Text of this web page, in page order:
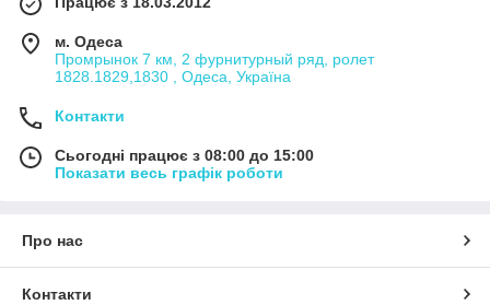
м. Одеса
Промрынок 7 км, 2 фурнитурный ряд, ролет
1828.1829,1830 , Одеса, Україна
Контакти
Сьогодні працює з 08:00 до 15:00
Показати весь графік роботи
Про нас
Контакти